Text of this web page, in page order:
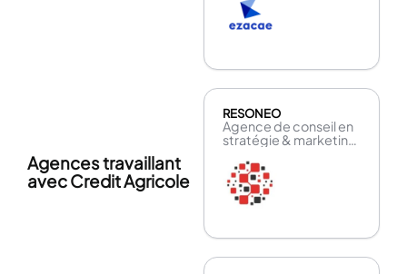
Agences travaillant
avec Credit Agricole
RESONEO
Agence de conseil en
stratégie & marketing